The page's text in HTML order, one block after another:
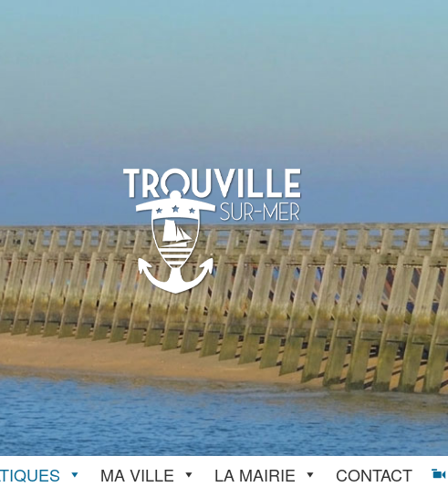
MER
MA VILLE LA MAIRIE CONTACT